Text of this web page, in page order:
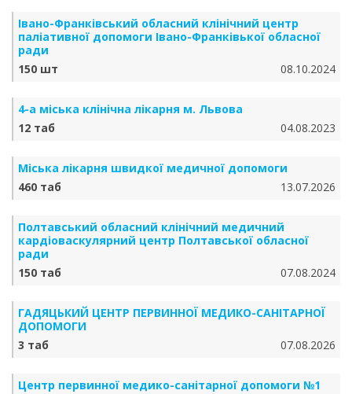
Івано-Франківський обласний клінічний центр
паліативної допомоги Івано-Франківької обласної
ради
150 шт
08.10.2024
4-а міська клінічна лікарня м. Львова
12 таб
04.08.2023
Міська лікарня швидкої медичної допомоги
460 таб
13.07.2026
Полтавський обласний клінічний медичний
кардіоваскулярний центр Полтавської обласної
ради
150 таб
07.08.2024
ГАДЯЦЬКИЙ ЦЕНТР ПЕРВИННОЇ МЕДИКО-САНІТАРНОЇ
ДОПОМОГИ
3 таб
07.08.2026
Центр первинної медико-санітарної допомоги №1